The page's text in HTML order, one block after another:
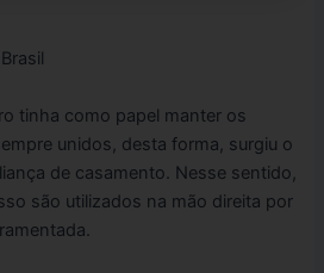
tinha como papel manter os
unidos, desta forma, surgiu o
de casamento. Nesse sentido,
são utilizados na mão direita por